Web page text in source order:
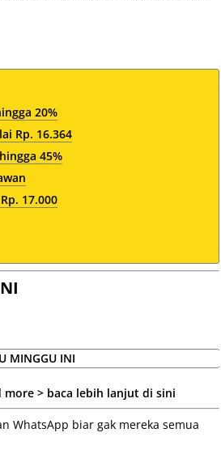
20%
Rp. 16.364
45%
17.000
more > baca lebih lanjut di sini
WhatsApp biar gak mereka semua